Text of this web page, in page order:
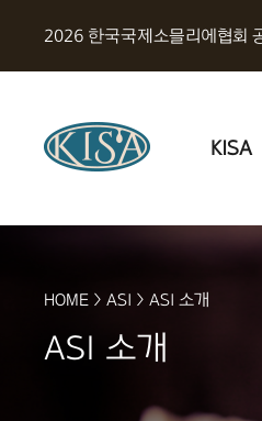
2026 한국국제소믈리에협회
KISA
HOME > ASI > ASI 소개
ASI 소개